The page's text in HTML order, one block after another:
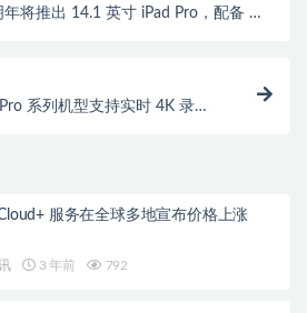
将推出 14.1 英寸 iPad Pro，配备 M3
系列机型支持实时 4K 录制
服务在全球多地宣布价格上涨
3 年前 792